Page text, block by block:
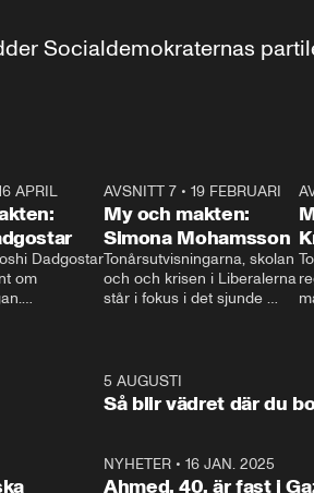
Socialdemokraternas
APRIL
Dadgostar
om
i val. Ska vi
vi förstås
24:30
AVSNITT 7• 19 FEBRUARI
My och makten:
Simona Mohamsson
Tonårsutvisningarna, skolan
och och krisen i Liberalerna
står i fokus i det sjunde
kommentator My
Rohwedder ställer
utbildnings- och
Mohamsson till svars.
5 AUGUSTI
Så blir vädret där du
NYHETER• 16 JAN. 2025
Ahmed, 40, är fast i